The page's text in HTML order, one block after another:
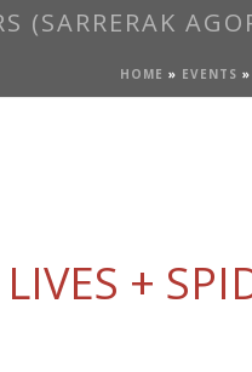
(SARRERAK
HOME » EVENTS »
+